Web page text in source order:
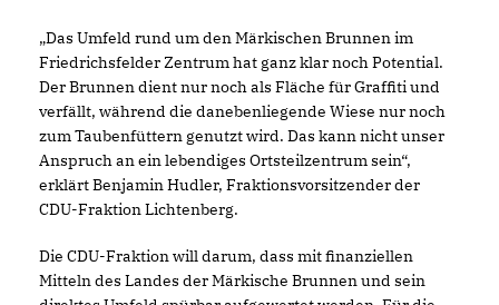
Das Umfeld rund um den Märkischen Brunnen im
Friedrichsfelder Zentrum hat ganz klar noch Potential.
Der Brunnen dient nur noch als Fläche für Graffiti und
verfällt, während die danebenliegende Wiese nur noch
zum Taubenfüttern genutzt wird. Das kann nicht unser
Anspruch an ein lebendiges Ortsteilzentrum sein“,
erklärt Benjamin Hudler, Fraktionsvorsitzender der
CDU-Fraktion Lichtenberg.
Die CDU-Fraktion will darum, dass mit finanziellen
Mitteln des Landes der Märkische Brunnen und sein